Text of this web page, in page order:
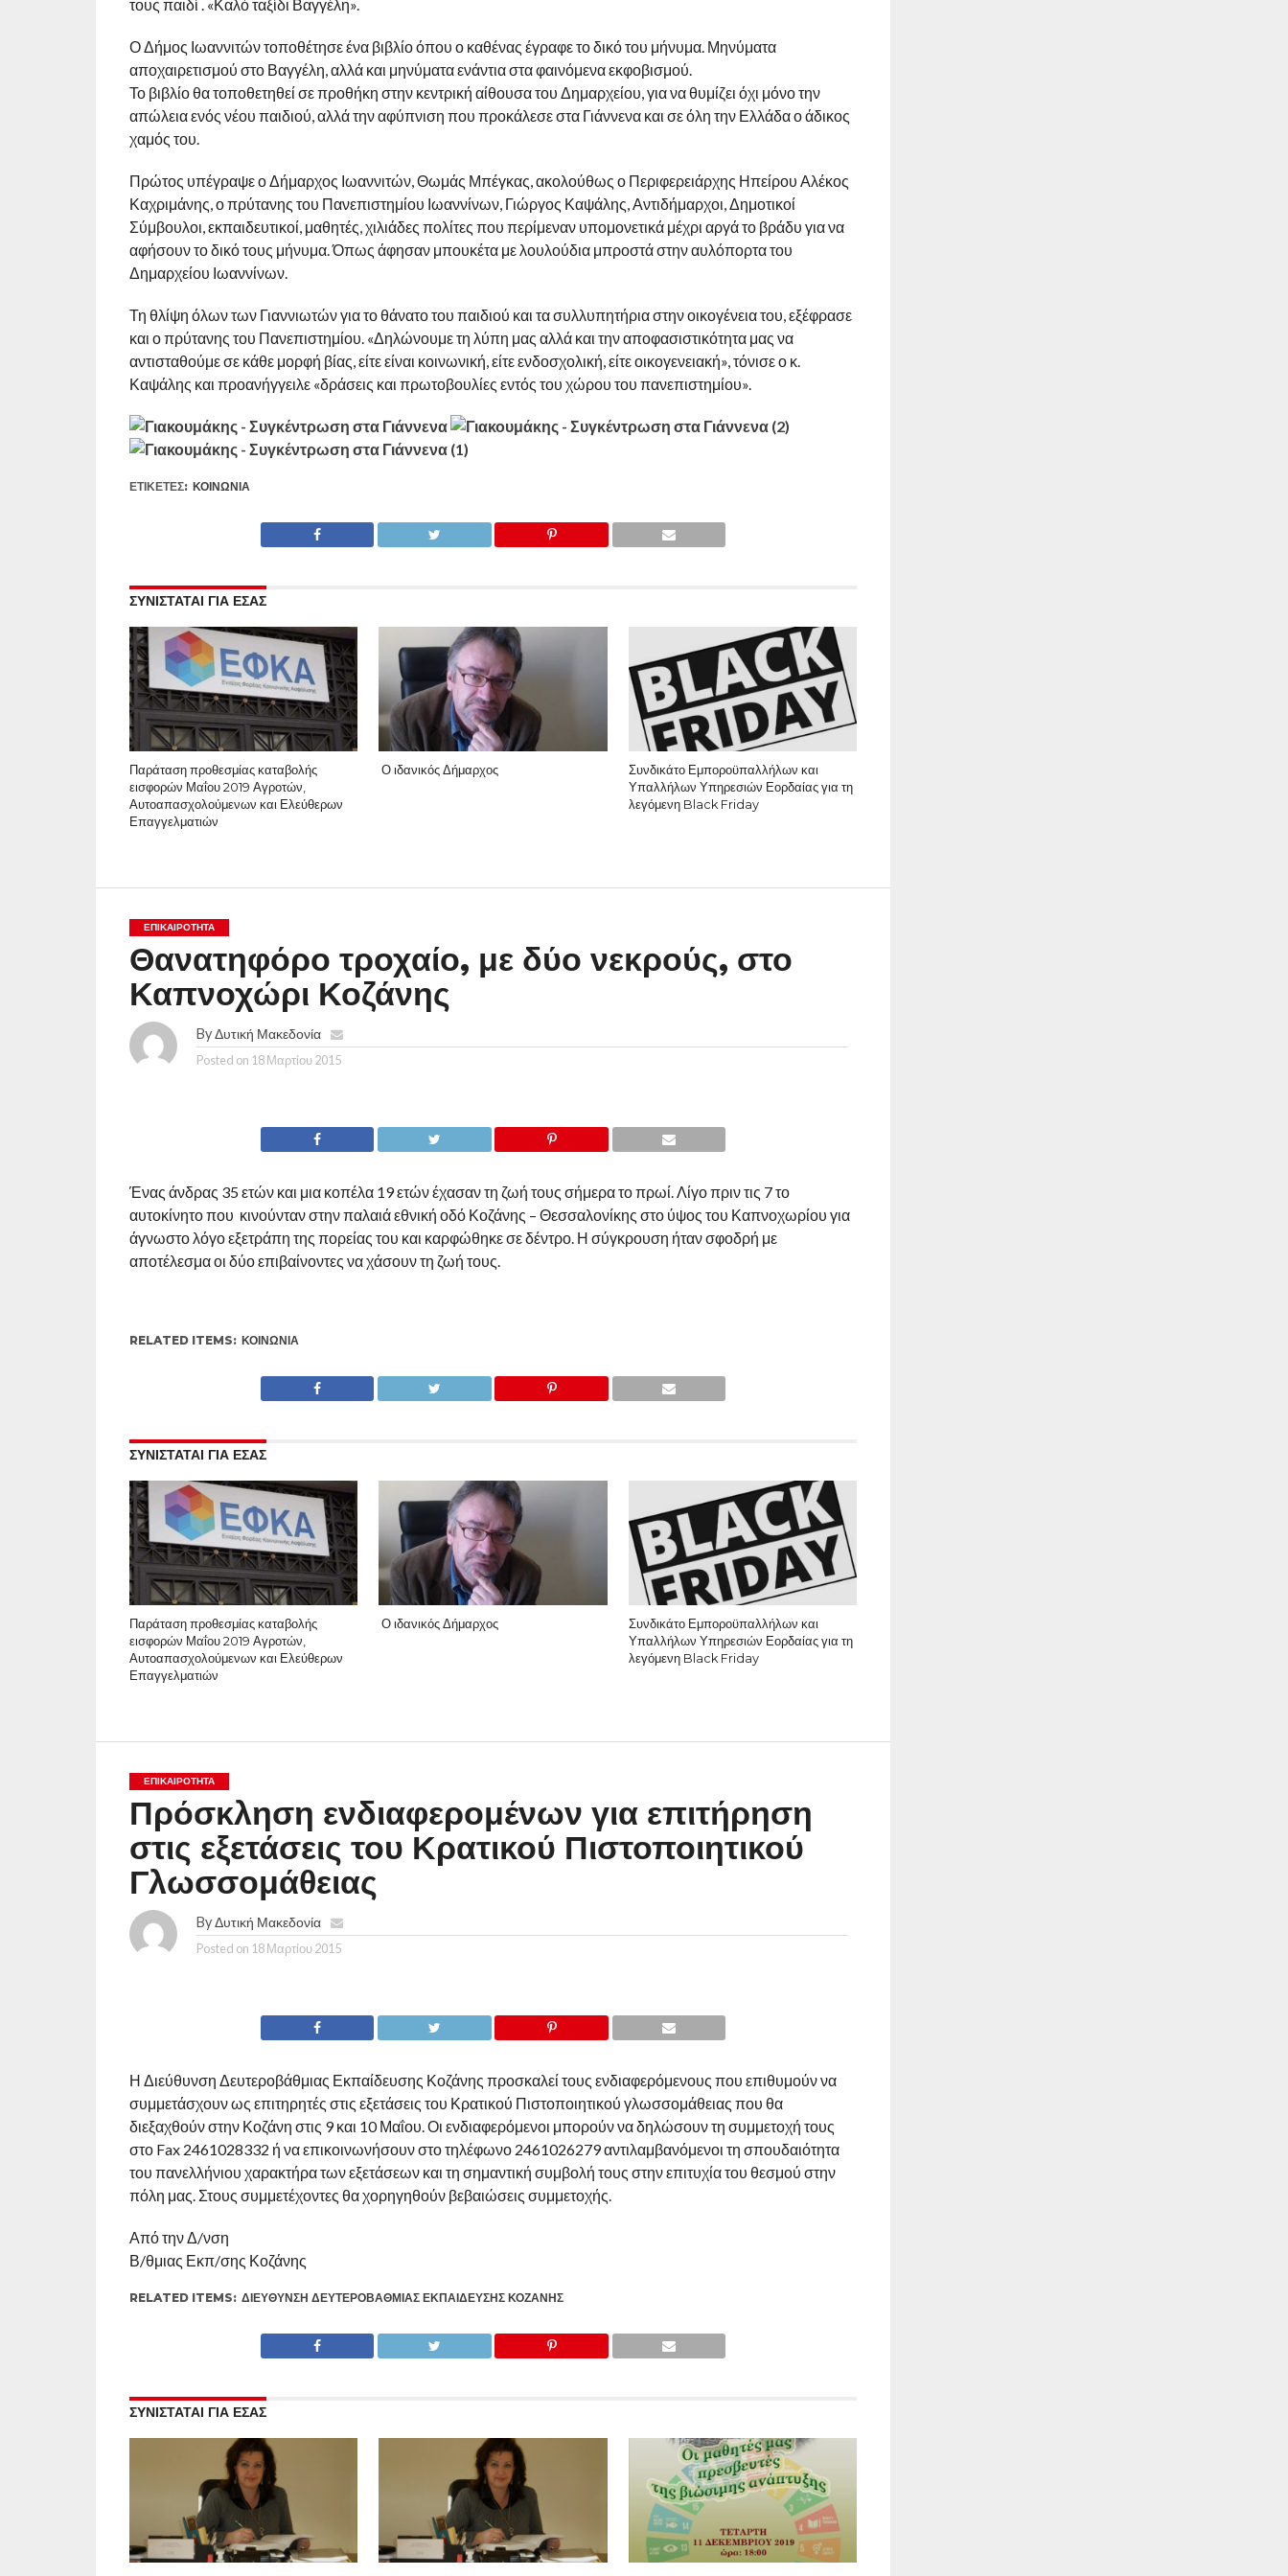
τους παιδί . «Καλό ταξίδι Βαγγέλη».
Ο Δήμος Ιωαννιτών τοποθέτησε ένα βιβλίο όπου ο καθένας έγραφε το δικό του μήνυμα. Μηνύματα
αποχαιρετισμού στο Βαγγέλη, αλλά και μηνύματα ενάντια στα φαινόμενα εκφοβισμού.
Το βιβλίο θα τοποθετηθεί σε προθήκη στην κεντρική αίθουσα του Δημαρχείου, για να θυμίζει όχι μόνο την
απώλεια ενός νέου παιδιού, αλλά την αφύπνιση που προκάλεσε στα Γιάννενα και σε όλη την Ελλάδα ο άδικος
χαμός του.
Πρώτος υπέγραψε ο Δήμαρχος Ιωαννιτών, Θωμάς Μπέγκας, ακολούθως ο Περιφερειάρχης Ηπείρου Αλέκος
Καχριμάνης, ο πρύτανης του Πανεπιστημίου Ιωαννίνων, Γιώργος Καψάλης, Αντιδήμαρχοι, Δημοτικοί
Σύμβουλοι, εκπαιδευτικοί, μαθητές, χιλιάδες πολίτες που περίμεναν υπομονετικά μέχρι αργά το βράδυ για να
αφήσουν το δικό τους μήνυμα. Όπως άφησαν μπουκέτα με λουλούδια μπροστά στην αυλόπορτα του
Δημαρχείου Ιωαννίνων.
Τη θλίψη όλων των Γιαννιωτών για το θάνατο του παιδιού και τα συλλυπητήρια στην οικογένεια του, εξέφρασε
και ο πρύτανης του Πανεπιστημίου. «Δηλώνουμε τη λύπη μας αλλά και την αποφασιστικότητα μας να
αντισταθούμε σε κάθε μορφή βίας, είτε είναι κοινωνική, είτε ενδοσχολική, είτε οικογενειακή», τόνισε ο κ.
Καψάλης και προανήγγειλε «δράσεις και πρωτοβουλίες εντός του χώρου του πανεπιστημίου».
ΕΤΙΚΕΤΕΣ: ΚΟΙΝΩΝΊΑ
ΣΥΝΙΣΤΑΤΑΙ ΓΙΑ ΕΣΑΣ
Παράταση προθεσμίας καταβολής
εισφορών Μαΐου 2019 Αγροτών,
Αυτοαπασχολούμενων και Ελεύθερων
Επαγγελματιών
Ο ιδανικός Δήμαρχος
Συνδικάτο Εμποροϋπαλλήλων και
Υπαλλήλων Υπηρεσιών Εορδαίας για τη
λεγόμενη Black Friday
ΕΠΙΚΑΙΡΟΤΗΤΑ
Θανατηφόρο τροχαίο, με δύο νεκρούς, στο
Καπνοχώρι Κοζάνης
ByΔυτική Μακεδονία
Posted on 18 Μαρτίου 2015
Ένας άνδρας 35 ετών και μια κοπέλα 19 ετών έχασαν τη ζωή τους σήμερα το πρωί. Λίγο πριν τις 7 το
αυτοκίνητο που κινούνταν στην παλαιά εθνική οδό Κοζάνης – Θεσσαλονίκης στο ύψος του Καπνοχωρίου για
άγνωστο λόγο εξετράπη της πορείας του και καρφώθηκε σε δέντρο. Η σύγκρουση ήταν σφοδρή με
αποτέλεσμα οι δύο επιβαίνοντες να χάσουν τη ζωή τους.
RELATED ITEMS: ΚΟΙΝΩΝΊΑ
ΣΥΝΙΣΤΑΤΑΙ ΓΙΑ ΕΣΑΣ
Παράταση προθεσμίας καταβολής
εισφορών Μαΐου 2019 Αγροτών,
Αυτοαπασχολούμενων και Ελεύθερων
Επαγγελματιών
Ο ιδανικός Δήμαρχος
Συνδικάτο Εμποροϋπαλλήλων και
Υπαλλήλων Υπηρεσιών Εορδαίας για τη
λεγόμενη Black Friday
ΕΠΙΚΑΙΡΟΤΗΤΑ
Πρόσκληση ενδιαφερομένων για επιτήρηση
στις εξετάσεις του Κρατικού Πιστοποιητικού
Γλωσσομάθειας
ByΔυτική Μακεδονία
Posted on 18 Μαρτίου 2015
Η Διεύθυνση Δευτεροβάθμιας Εκπαίδευσης Κοζάνης προσκαλεί τους ενδιαφερόμενους που επιθυμούν να
συμμετάσχουν ως επιτηρητές στις εξετάσεις του Κρατικού Πιστοποιητικού γλωσσομάθειας που θα
διεξαχθούν στην Κοζάνη στις 9 και 10 Μαΐου. Οι ενδιαφερόμενοι μπορούν να δηλώσουν τη συμμετοχή τους
στο Fax 2461028332 ή να επικοινωνήσουν στο τηλέφωνο 2461026279 αντιλαμβανόμενοι τη σπουδαιότητα
του πανελλήνιου χαρακτήρα των εξετάσεων και τη σημαντική συμβολή τους στην επιτυχία του θεσμού στην
πόλη μας. Στους συμμετέχοντες θα χορηγηθούν βεβαιώσεις συμμετοχής.
Από την Δ/νση
Β/θμιας Εκπ/σης Κοζάνης
RELATED ITEMS: ΔΙΕΎΘΥΝΣΗ ΔΕΥΤΕΡΟΒΆΘΜΙΑΣ ΕΚΠΑΊΔΕΥΣΗΣ ΚΟΖΆΝΗΣ
ΣΥΝΙΣΤΑΤΑΙ ΓΙΑ ΕΣΑΣ